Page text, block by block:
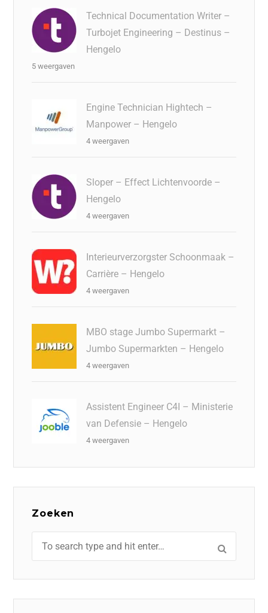
Technical Documentation Writer –
Turbojet Engineering – Destinus –
Hengelo
5 weergaven
Engine Technician Hightech –
Manpower – Hengelo
4 weergaven
Sloper – Effect Lichtenvoorde –
Hengelo
4 weergaven
Interieurverzorgster Schoonmaak –
Carrière – Hengelo
4 weergaven
MBO stage Jumbo Supermarkt –
Jumbo Supermarkten – Hengelo
4 weergaven
Assistent Engineer C4I – Ministerie
van Defensie – Hengelo
4 weergaven
Zoeken